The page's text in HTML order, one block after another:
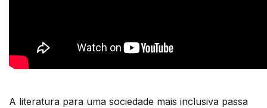
A literatura para uma sociedade mais inclusiva passa